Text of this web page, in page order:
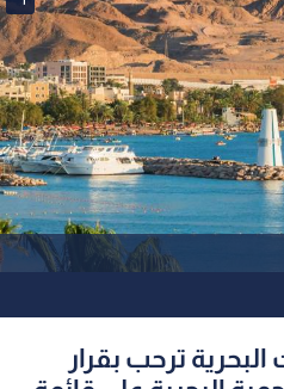
ترحب بقرار